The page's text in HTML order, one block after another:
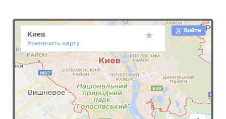
Стильна жіноча блуза з довгим рукавом батал
610.00грн.